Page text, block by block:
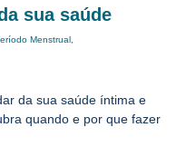
sua saúde
Menstrual
da sua saúde íntima e
quando e por que fazer